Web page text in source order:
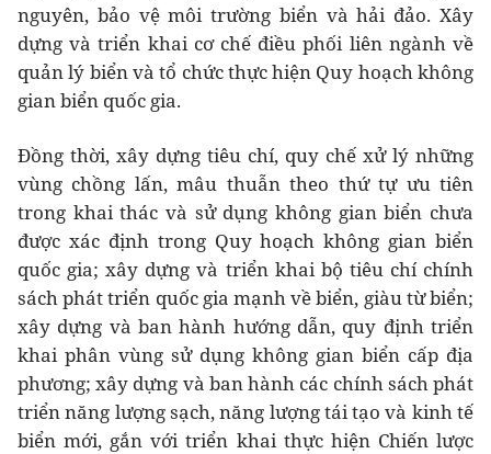
nguyên, bảo vệ môi trường biển và hải đảo. Xây
dựng và triển khai cơ chế điều phối liên ngành về
quản lý biển và tổ chức thực hiện Quy hoạch không
gian biển quốc gia.
Đồng thời, xây dựng tiêu chí, quy chế xử lý những
vùng chồng lấn, mâu thuẫn theo thứ tự ưu tiên
trong khai thác và sử dụng không gian biển chưa
được xác định trong Quy hoạch không gian biển
quốc gia; xây dựng và triển khai bộ tiêu chí chính
sách phát triển quốc gia mạnh về biển, giàu từ biển;
xây dựng và ban hành hướng dẫn, quy định triển
khai phân vùng sử dụng không gian biển cấp địa
phương; xây dựng và ban hành các chính sách phát
triển năng lượng sạch, năng lượng tái tạo và kinh tế
biển mới, gắn với triển khai thực hiện Chiến lược